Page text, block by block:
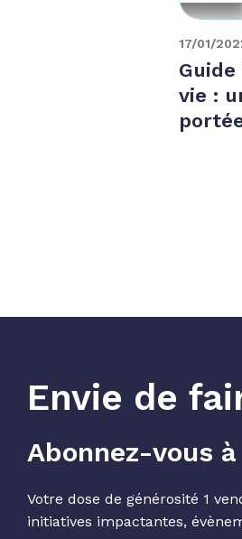
17/01/
Guide
vie :
Envie de
Abonnez-vous
Votre dose de générosité 1
initiatives impactantes,